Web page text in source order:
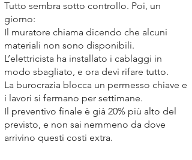
Tutto sembra sotto controllo. Poi, un
giorno:
Il muratore chiama dicendo che alcuni
materiali non sono disponibili.
L’elettricista ha installato i cablaggi in
modo sbagliato, e ora devi rifare tutto.
La burocrazia blocca un permesso chiave e
i lavori si fermano per settimane.
Il preventivo finale è già 20% più alto del
previsto, e non sai nemmeno da dove
arrivino questi costi extra.